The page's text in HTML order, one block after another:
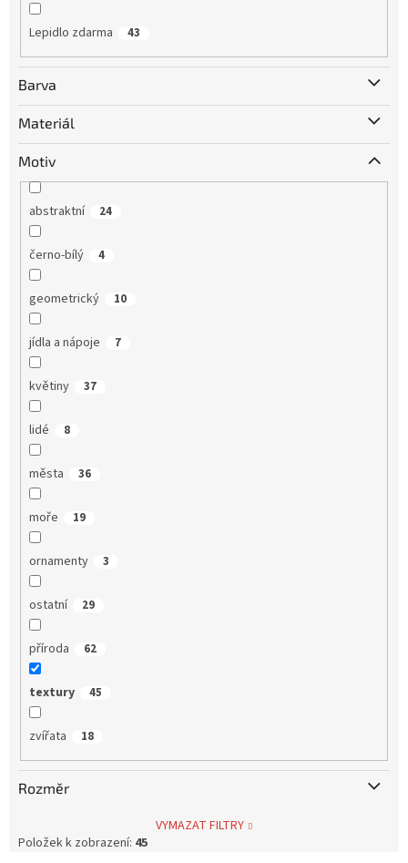
Lepidlo zdarma 43
Barva
Materiál
Motiv
abstraktní 24
černo-bílý 4
geometrický 10
jídla a nápoje 7
květiny 37
lidé 8
města 36
moře 19
ornamenty 3
ostatní 29
příroda 62
textury 45
zvířata 18
Rozměr
VYMAZAT FILTRY
Položek k zobrazení: 45